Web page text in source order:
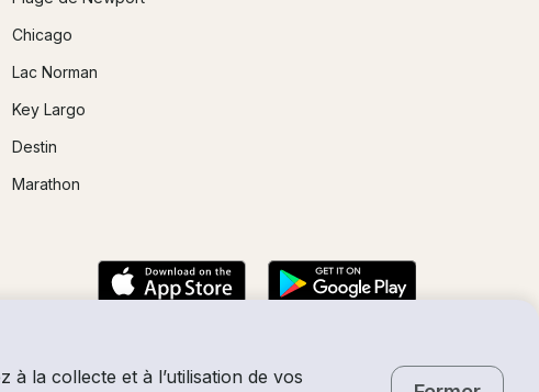
à la collecte et à l’utilisation de vos
Chicago
Lac Norman
Key Largo
Destin
Marathon